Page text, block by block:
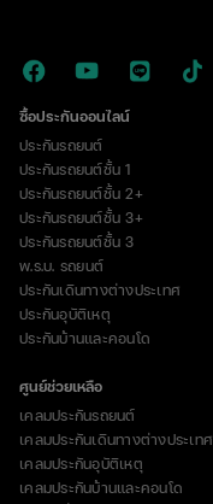
ซื้อประกันออนไลน์
ประกันรถยนต์
ประกันรถยนต์ชั้น 1
ประกันรถยนต์ชั้น 2+
ประกันรถยนต์ชั้น 3+
ประกันรถยนต์ชั้น 3
พ.ร.บ. รถยนต์
ประกันเดินทางต่างประเทศ
ประกันอุบัติเหตุ
ประกันบ้านและคอนโด
ศูนย์ช่วยเหลือ
เคลมประกันรถยนต์
เคลมประกันเดินทางต่างประเทศ
เคลมประกันอุบัติเหตุ
เคลมประกันบ้านและคอนโด